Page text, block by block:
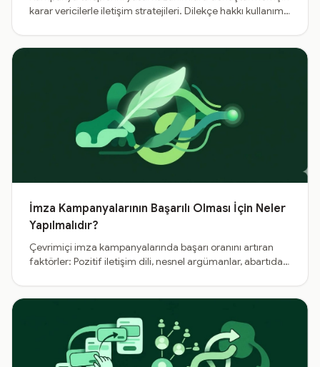
karar vericilerle iletişim stratejileri. Dilekçe hakkı kullanımı,
(escalation) taktikleri.
İmza Kampanyalarının Başarılı Olması İçin Neler
Yapılmalıdır?
Çevrimiçi imza kampanyalarında başarı oranını artıran
faktörler: Pozitif iletişim dili, nesnel argümanlar, abartıdan
tasarımları.